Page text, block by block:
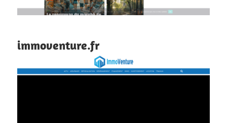
immoventure.fr